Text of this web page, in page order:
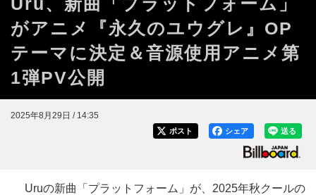
がアニメ『永久のユウグレ』OP
テーマに決定＆音源使用アニメ第
1弾PV公開
2025年8月29日 / 14:35
送る
シェア
ポスト
Uruの新曲「プラットフォーム」が、2025年秋クールの